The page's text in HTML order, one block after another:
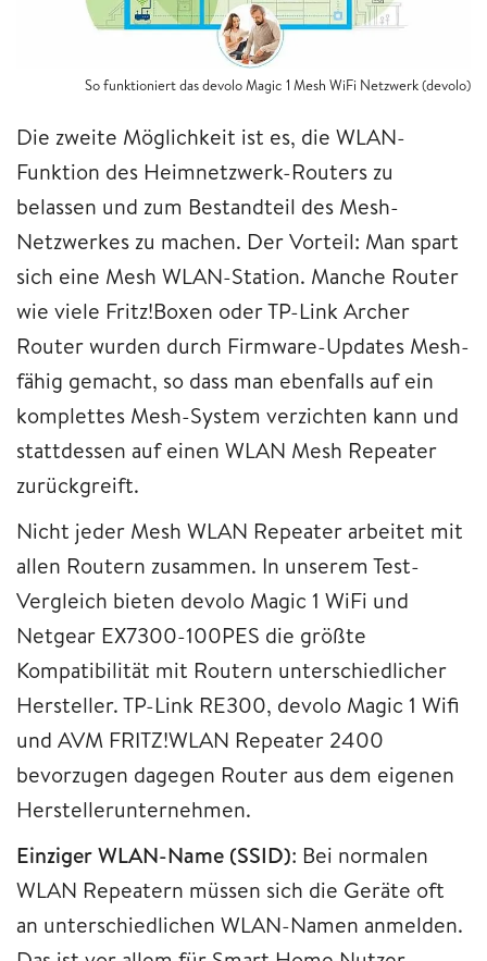
So funktioniert das devolo Magic 1 Mesh WiFi Netzwerk (devolo)
Die zweite Möglichkeit ist es, die WLAN-
Funktion des Heimnetzwerk-Routers zu
belassen und zum Bestandteil des Mesh-
Netzwerkes zu machen. Der Vorteil: Man spart
sich eine Mesh WLAN-Station. Manche Router
wie viele Fritz!Boxen oder TP-Link Archer
Router wurden durch Firmware-Updates Mesh-
fähig gemacht, so dass man ebenfalls auf ein
komplettes Mesh-System verzichten kann und
stattdessen auf einen WLAN Mesh Repeater
zurückgreift.
Nicht jeder Mesh WLAN Repeater arbeitet mit
allen Routern zusammen. In unserem Test-
Vergleich bieten devolo Magic 1 WiFi und
Netgear EX7300-100PES die größte
Kompatibilität mit Routern unterschiedlicher
Hersteller. TP-Link RE300, devolo Magic 1 Wifi
und AVM FRITZ!WLAN Repeater 2400
bevorzugen dagegen Router aus dem eigenen
Herstellerunternehmen.
Einziger WLAN-Name (SSID): Bei normalen
WLAN Repeatern müssen sich die Geräte oft
an unterschiedlichen WLAN-Namen anmelden.